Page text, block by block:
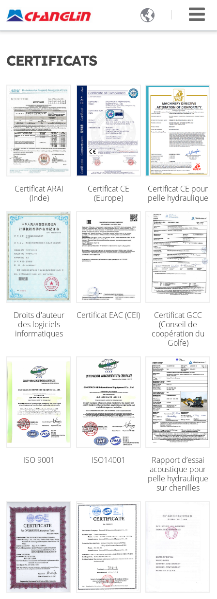

CERTIFICATS
Certificat ARAI
(Inde)
Certificat CE
(Europe)
Certificat CE pour
pelle hydraulique
Droits d'auteur
des logiciels
informatiques
Certificat EAC (CEI)
Certificat GCC
(Conseil de
coopération du
Golfe)
ISO 9001 ISO14001
Rapport d’essai
acoustique pour
pelle hydraulique
sur chenilles